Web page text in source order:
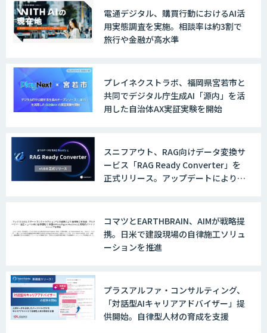
デジフロー
AI/DXソリューションサービス
AI/DXデータ分析サービス
MAISTER™
収益最大化モデル
電通デジタル、購買行動におけるAI活
用実態調査を実施。相談率は約3割で
旅行や金融が高水準
プレイネクストラボ、福岡県宮若市と
共同でデジタル庁生成AI「源内」を活
用した自治体AX実証実験を開始
スニフアウト、RAG向けデータ変換サ
ービス「RAG Ready Converter」を
正式リリース。アップデートにより変
コマツとEARTHBRAIN、AIMが戦略提
携。日米で建設現場の自律施工ソリュ
ーションを推進
プラスアルファ・コンサルティング、
「対話型AIキャリアアドバイザー」提
供開始。自律型人材の育成を支援